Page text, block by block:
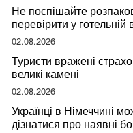
Не поспішайте
перевірити у
мандрівниці
02.08.2026
Туристи вражені
великі камені
02.08.2026
Українці в Німеччині
дізнатися про наявні